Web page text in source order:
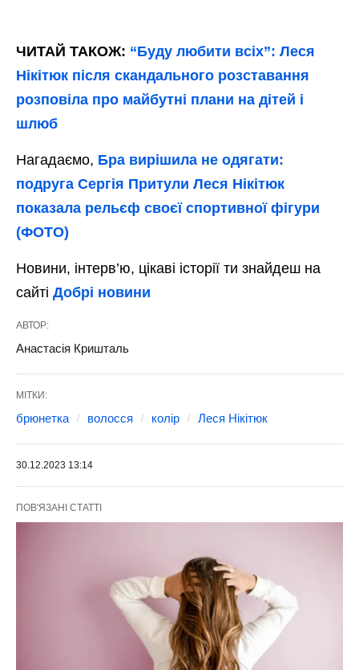
ЧИТАЙ ТАКОЖ: “Буду любити всіх”: Леся
Нікітюк після скандального розставання
розповіла про майбутні плани на дітей і
шлюб
Нагадаємо, Бра вирішила не одягати:
подруга Сергія Притули Леся Нікітюк
показала рельєф своєї спортивної фігури
(ФОТО)
Новини, інтерв’ю, цікаві історії ти знайдеш на
сайті Добрі новини
АВТОР:
Анастасія Кришталь
МІТКИ:
брюнетка волосся колір Леся Нікітюк
30.12.2023 13:14
ПОВ'ЯЗАНІ СТАТТІ